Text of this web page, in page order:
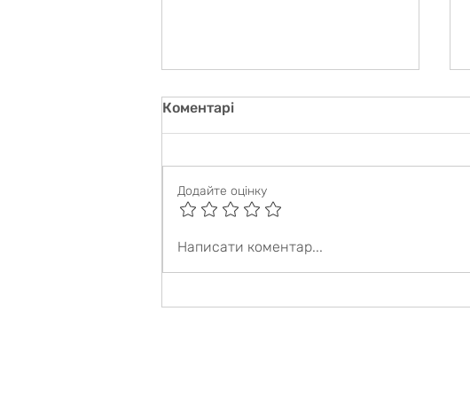
СПІВПРАЦЯ З ПОЛІСЬКИМ
Коментарі
Додайте оцінку
Написати коментар...